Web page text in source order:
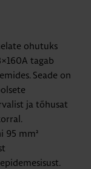
ohutuks
tagab
Seade on
ja tõhusat
95 mm²